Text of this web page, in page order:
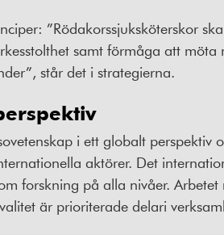
”Rödakorssjuksköterskor
samt förmåga att möta
står det i strategierna.
i ett globalt perspektiv
aktörer. Det
forskning på alla nivåer. Arbetet
är prioriterade delari